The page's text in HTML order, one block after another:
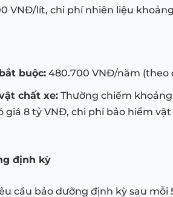
VNĐ/lít, chi phí nhiên liệu
buộc: 480.700 VNĐ/năm (theo
chất xe: Thường chiếm khoảng
giá 8 tỷ VNĐ, chi phí bảo hiểm
định kỳ
cầu bảo dưỡng định kỳ sau